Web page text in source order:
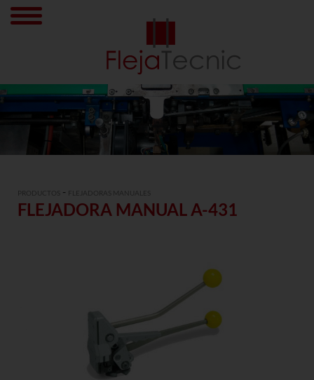
PRODUCTOS - FLEJADORAS MANUALES
FLEJADORA MANUAL A-431